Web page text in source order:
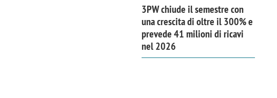
3PW chiude il semestre con
una crescita di oltre il 300% e
prevede 41 milioni di ricavi
nel 2026